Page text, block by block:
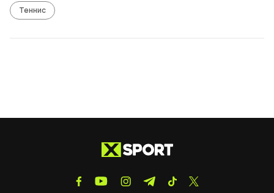
Теннис